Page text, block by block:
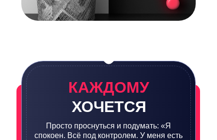
КАЖДОМУ
ХОЧЕТСЯ
Просто проснуться и подумать: «Я
спокоен. Всё под контролем. У меня есть